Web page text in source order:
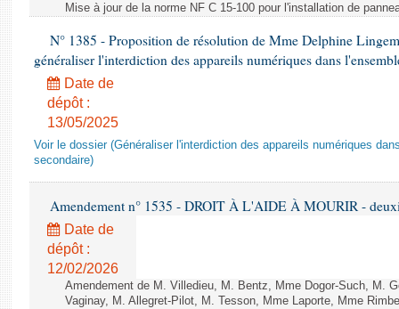
Mise à jour de la norme NF C 15-100 pour l'installation de
N° 1385 - Proposition de résolution de Mme Delphine
généraliser l'interdiction des appareils numériques dans
Date de
dépôt :
13/05/2025
Voir le dossier (Généraliser l'interdiction des appareils numériques
secondaire)
Amendement n° 1535 - DROIT À L'AIDE À MOURIR -
Date de
dépôt :
12/02/2026
Amendement de M. Villedieu, M. Bentz, Mme Dogor-Such, M.
Vaginay, M. Allegret-Pilot, M. Tesson, Mme Laporte, Mme